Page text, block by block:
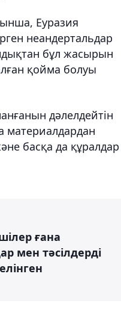
Еуразия
неандертальдар
бұл жасырын
қойма болуы
дәлелдейтін
материалдардан
басқа да құралдар
ғана
мен тәсілдерді